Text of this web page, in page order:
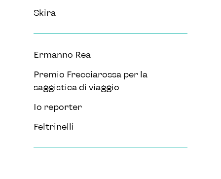
Skira
Ermanno Rea
Premio Frecciarossa per la
saggistica di viaggio
Io reporter
Feltrinelli